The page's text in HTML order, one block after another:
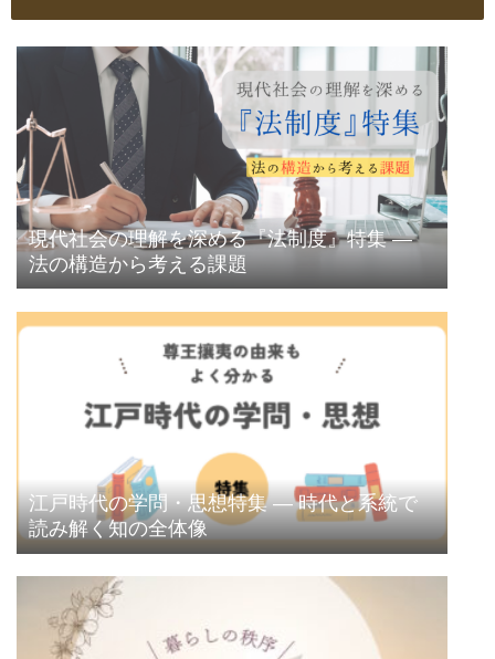
現代社会の理解を深める『法制度』特集 ―
法の構造から考える課題
江戸時代の学問・思想特集 ― 時代と系統で
読み解く知の全体像